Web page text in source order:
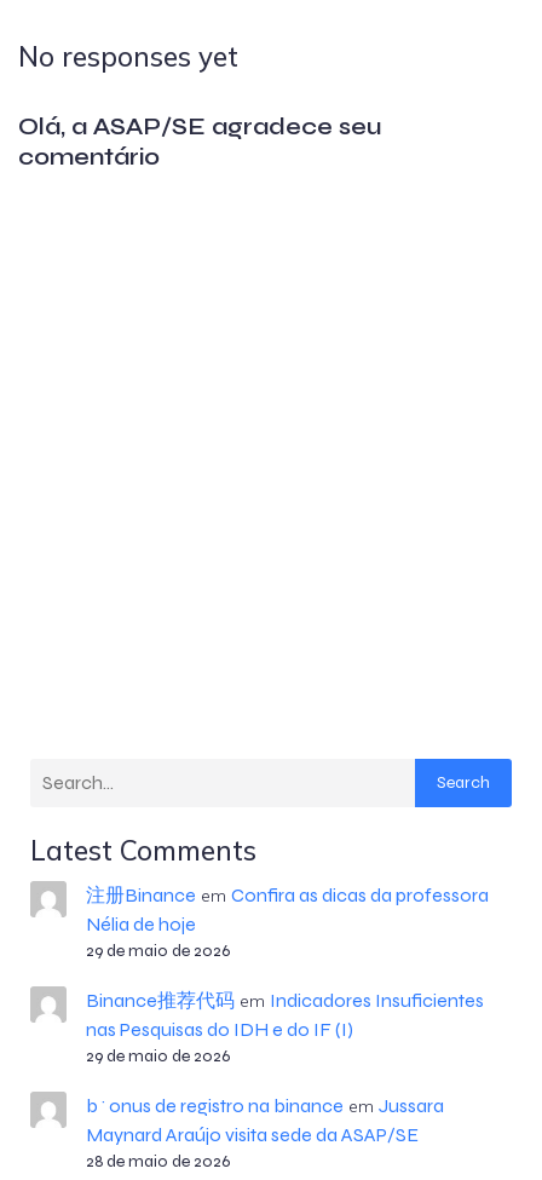
No responses yet
Olá, a ASAP/SE agradece seu
comentário
Search
Latest Comments
注册Binance em Confira as dicas da professora
Nélia de hoje
29 de maio de 2026
Binance推荐代码em Indicadores Insuficientes
nas Pesquisas do IDH e do IF (I)
29 de maio de 2026
b^onus de registro na binance em Jussara
Maynard Araújo visita sede da ASAP/SE
28 de maio de 2026